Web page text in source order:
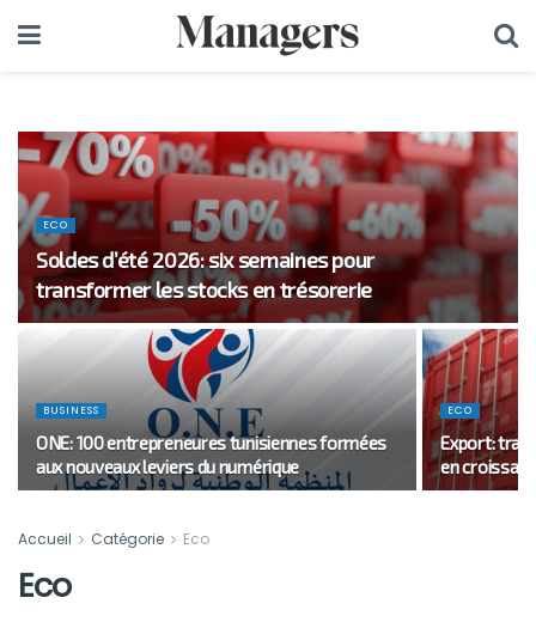
ECO
Soldes d’été 2026: six semaines pour
transformer les stocks en trésorerie
BUSINESS
ONE: 100 entrepreneures tunisiennes formées
aux nouveaux leviers du numérique
ECO
Export:
en
Accueil Catégorie Eco
Eco